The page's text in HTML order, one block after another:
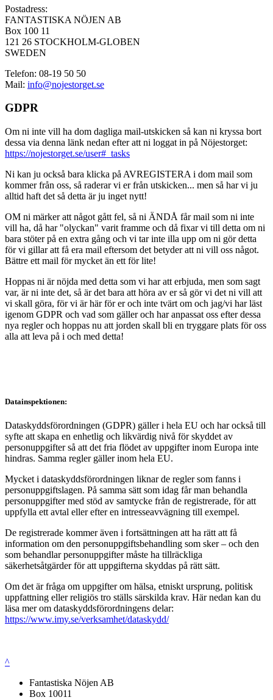
Postadress:
FANTASTISKA NÖJEN AB
Box 100 11
121 26 STOCKHOLM-GLOBEN
SWEDEN
Telefon: 08-19 50 50
Mail: info@nojestorget.se
GDPR
Om ni inte vill ha dom dagliga mail-utskicken så kan ni kryssa bort
dessa via denna länk nedan efter att ni loggat in på Nöjestorget:
https://nojestorget.se/user#_tasks
Ni kan ju också bara klicka på AVREGISTERA i dom mail som
kommer från oss, så raderar vi er från utskicken... men så har vi ju
alltid haft det så detta är ju inget nytt!
OM ni märker att något gått fel, så ni ÄNDÅ får mail som ni inte
vill ha, då har "olyckan" varit framme och då fixar vi till detta om ni
bara stöter på en extra gång och vi tar inte illa upp om ni gör detta
för vi gillar att få era mail eftersom det betyder att ni vill oss något.
Bättre ett mail för mycket än ett för lite!
Hoppas ni är nöjda med detta som vi har att erbjuda, men som sagt
var, är ni inte det, så är det bara att höra av er så gör vi det ni vill att
vi skall göra, för vi är här för er och inte tvärt om och jag/vi har läst
igenom GDPR och vad som gäller och har anpassat oss efter dessa
nya regler och hoppas nu att jorden skall bli en tryggare plats för oss
alla att leva på i och med detta!
Datainspektionen:
Dataskyddsförordningen (GDPR) gäller i hela EU och har också till
syfte att skapa en enhetlig och likvärdig nivå för skyddet av
personuppgifter så att det fria flödet av uppgifter inom Europa inte
hindras. Samma regler gäller inom hela EU.
Mycket i dataskyddsförordningen liknar de regler som fanns i
personuppgiftslagen. På samma sätt som idag får man behandla
personuppgifter med stöd av samtycke från de registrerade, för att
uppfylla ett avtal eller efter en intresseavvägning till exempel.
De registrerade kommer även i fortsättningen att ha rätt att få
information om den personuppgiftsbehandling som sker – och den
som behandlar personuppgifter måste ha tillräckliga
säkerhetsåtgärder för att uppgifterna skyddas på rätt sätt.
Om det är fråga om uppgifter om hälsa, etniskt ursprung, politisk
uppfattning eller religiös tro ställs särskilda krav. Här nedan kan du
läsa mer om dataskyddsförordningens delar:
https://www.imy.se/verksamhet/dataskydd/
^
Fantastiska Nöjen AB
Box 10011